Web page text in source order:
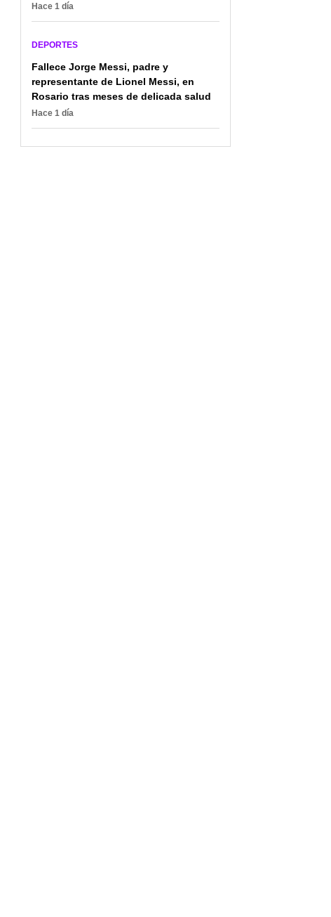
Hace 1 día
DEPORTES
Fallece Jorge Messi, padre y
representante de Lionel Messi, en
Rosario tras meses de delicada salud
Hace 1 día